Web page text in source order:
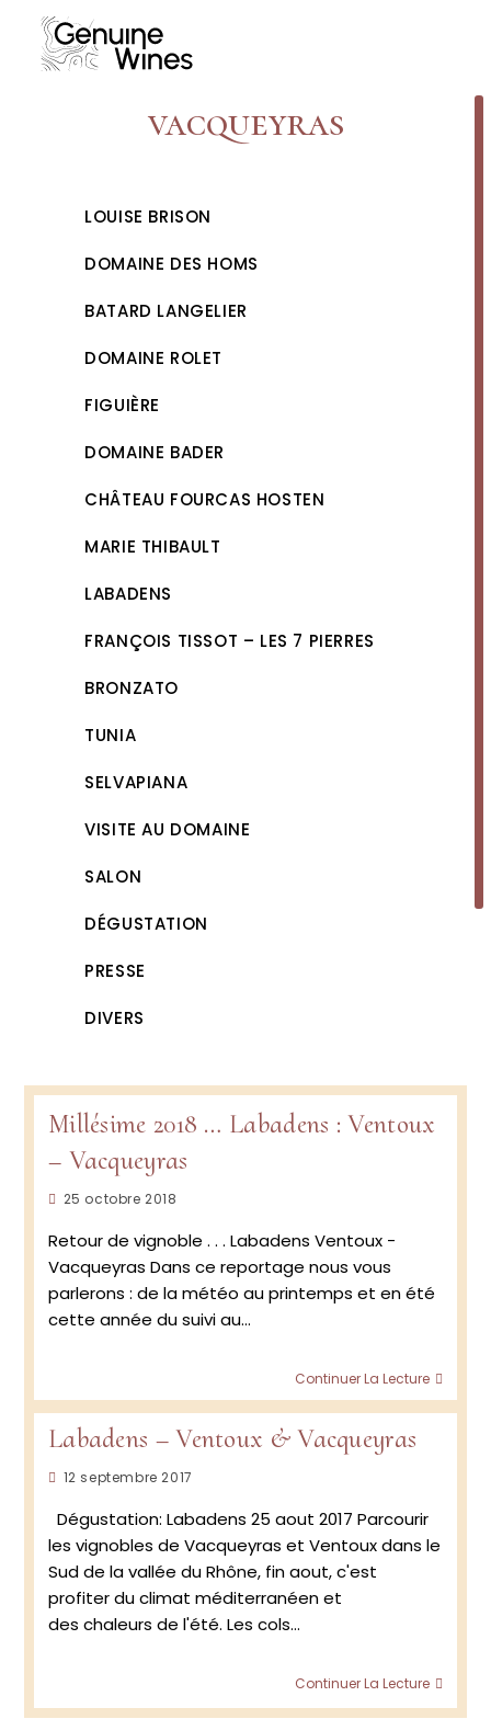
content
vacqueyras
LOUISE BRISON
DOMAINE DES HOMS
BATARD LANGELIER
DOMAINE ROLET
FIGUIÈRE
DOMAINE BADER
CHÂTEAU FOURCAS HOSTEN
MARIE THIBAULT
LABADENS
FRANÇOIS TISSOT – LES 7 PIERRES
BRONZATO
TUNIA
SELVAPIANA
VISITE AU DOMAINE
SALON
DÉGUSTATION
PRESSE
DIVERS
Millésime 2018 … Labadens : Ventoux
– Vacqueyras
Publication
25 octobre 2018
Retour de vignoble . . . Labadens Ventoux -
Vacqueyras Dans ce reportage nous vous
parlerons : de la météo au printemps et en été
cette année du suivi au…
Continuer La Lecture
2018 …
Labadens – Ventoux & Vacqueyras
Publication
12 septembre 2017
Dégustation: Labadens 25 aout 2017 Parcourir
les vignobles de Vacqueyras et Ventoux dans le
Sud de la vallée du Rhône, fin aout, c'est
profiter du climat méditerranéen et
des chaleurs de l'été. Les cols…
Continuer La Lecture